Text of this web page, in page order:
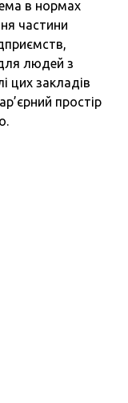
в нормах
частини
людей з
цих закладів
простір